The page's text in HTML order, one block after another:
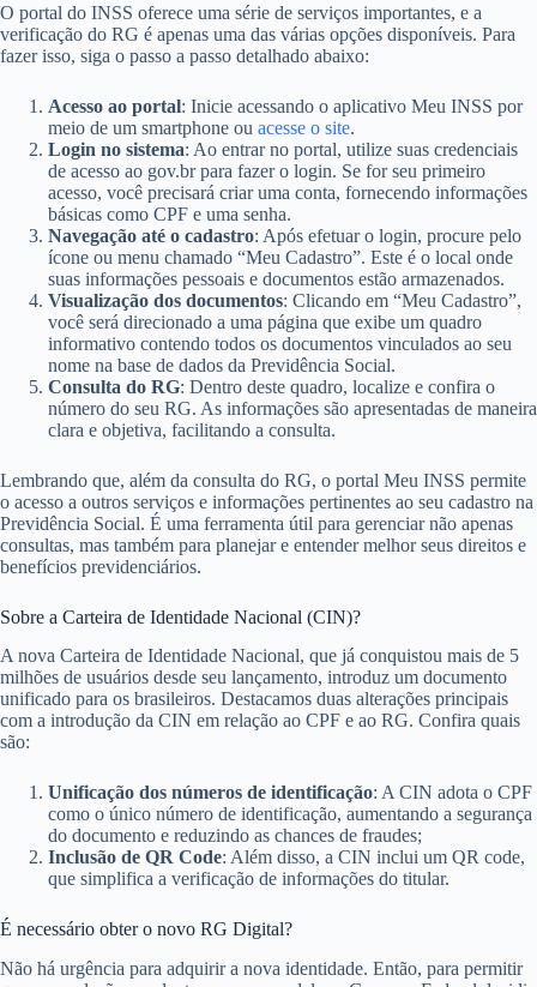
O portal do INSS oferece uma série de serviços importantes, e a
verificação do RG é apenas uma das várias opções disponíveis. Para
fazer isso, siga o passo a passo detalhado abaixo:
Acesso ao portal: Inicie acessando o aplicativo Meu INSS por
meio de um smartphone ou acesse o site.
Login no sistema: Ao entrar no portal, utilize suas credenciais
de acesso ao gov.br para fazer o login. Se for seu primeiro
acesso, você precisará criar uma conta, fornecendo informações
básicas como CPF e uma senha.
Navegação até o cadastro: Após efetuar o login, procure pelo
ícone ou menu chamado “Meu Cadastro”. Este é o local onde
suas informações pessoais e documentos estão armazenados.
Visualização dos documentos: Clicando em “Meu Cadastro”,
você será direcionado a uma página que exibe um quadro
informativo contendo todos os documentos vinculados ao seu
nome na base de dados da Previdência Social.
Consulta do RG: Dentro deste quadro, localize e confira o
número do seu RG. As informações são apresentadas de maneira
clara e objetiva, facilitando a consulta.
Lembrando que, além da consulta do RG, o portal Meu INSS permite
o acesso a outros serviços e informações pertinentes ao seu cadastro na
Previdência Social. É uma ferramenta útil para gerenciar não apenas
consultas, mas também para planejar e entender melhor seus direitos e
benefícios previdenciários.
Sobre a Carteira de Identidade Nacional (CIN)?
A nova Carteira de Identidade Nacional, que já conquistou mais de 5
milhões de usuários desde seu lançamento, introduz um documento
unificado para os brasileiros. Destacamos duas alterações principais
com a introdução da CIN em relação ao CPF e ao RG. Confira quais
são:
Unificação dos números de identificação: A CIN adota o CPF
como o único número de identificação, aumentando a segurança
do documento e reduzindo as chances de fraudes;
Inclusão de QR Code: Além disso, a CIN inclui um QR code,
que simplifica a verificação de informações do titular.
É necessário obter o novo RG Digital?
Não há urgência para adquirir a nova identidade. Então, para permitir